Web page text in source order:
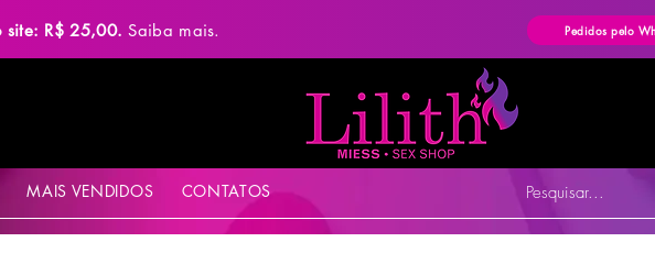
site: R$ 25,00.Saiba mais. Pedidos pelo
MAIS VENDIDOS CONTATOS Pesquisar...